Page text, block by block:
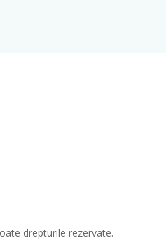
drepturile rezervate.